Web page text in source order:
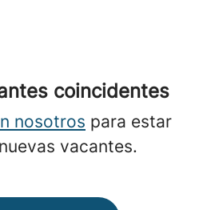
coincidentes
nosotros para estar
vacantes.